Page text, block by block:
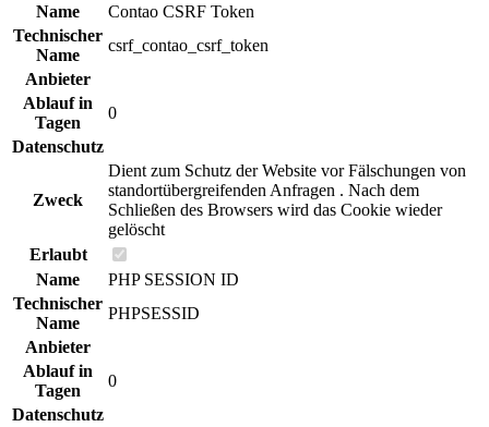
Name
Contao CSRF Token
Technischer
Name
csrf_contao_csrf_token
Anbieter
Ablauf in
Tagen
0
Datenschutz
Zweck
Dient zum Schutz der Website vor Fälschungen von
standortübergreifenden Anfragen . Nach dem
Schließen des Browsers wird das Cookie wieder
gelöscht
Erlaubt
Name
PHP SESSION ID
Technischer
Name
PHPSESSID
Anbieter
Ablauf in
Tagen
0
Datenschutz